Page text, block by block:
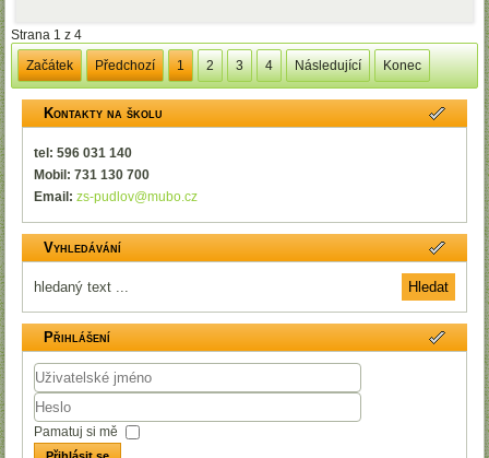
Strana 1 z 4
Začátek
Předchozí 1 2 3 4 Následující Konec
Kontakty na školu
tel: 596 031 140
Mobil: 731 130 700
Email:zs-pudlov@mubo.cz
Vyhledávání
Přihlášení
Uživatelské
jméno
Heslo
Pamatuj si mě